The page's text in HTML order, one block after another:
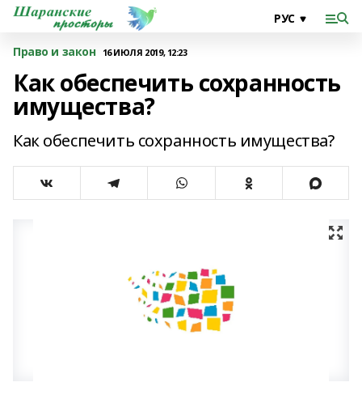
Право и закон 16 ИЮЛЯ 2019, 12:23
Как обеспечить сохранность
имущества?
Как обеспечить сохранность имущества?